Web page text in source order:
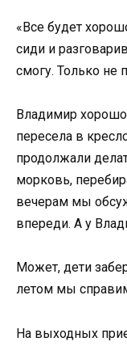
«Все будет
сиди и
смогу. Только не
Владимир
пересела в
продолжали
морковь,
вечерам мы
впереди. А у
Может, дети
летом мы
На выходных